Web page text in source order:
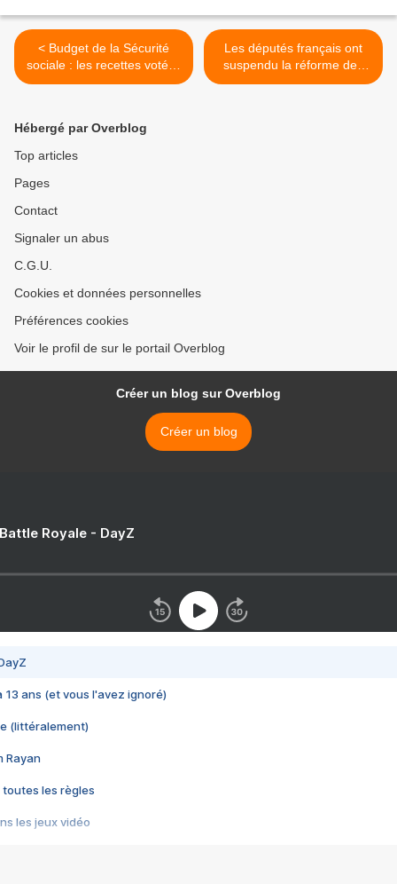
< Budget de la Sécurité
sociale : les recettes votées
par les députés
Les députés français ont
suspendu la réforme des
retraites de 2023 >
Hébergé par Overblog
Top articles
Pages
Contact
Signaler un abus
C.G.U.
Cookies et données personnelles
Préférences cookies
Voir le profil de sur le portail Overblog
Créer un blog sur Overblog
Créer un blog
Royale - DayZ
13 ans (et vous l'avez ignoré)
(littéralement)
Rayan
toutes les règles
les jeux vidéo